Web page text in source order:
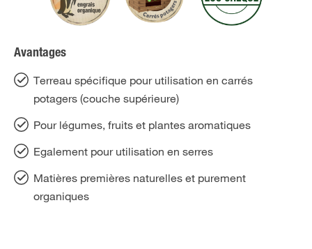
Avantages
Terreau spécifique pour utilisation en carrés
potagers (couche supérieure)
Pour légumes, fruits et plantes aromatiques
Egalement pour utilisation en serres
Matières premières naturelles et purement
organiques